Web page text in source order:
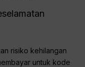
risiko kehilangan
untuk kode